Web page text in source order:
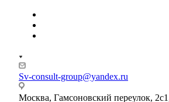
Sv-consult-group@yandex.ru
Москва, Гамсоновский переулок,